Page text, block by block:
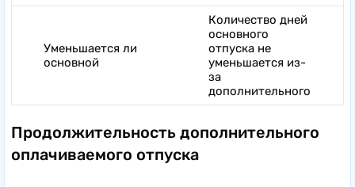
Уменьшается ли
основной
Количество дней
основного
отпуска не
уменьшается из-
за
дополнительного
Продолжительность дополнительного
оплачиваемого отпуска